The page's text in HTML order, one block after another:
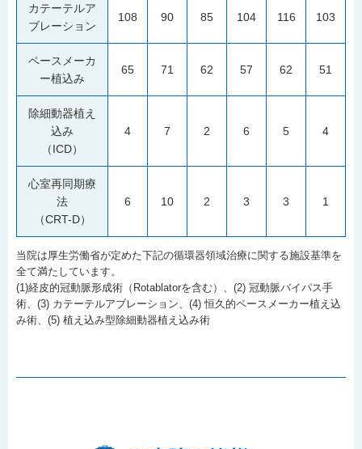
カテーテルア
ブレーション
108 90 85 104 116 103
ペースメーカ
ー植込み
65 71 62 57 62 51
除細動器植え
込み
（ICD）
4 7 2 6 5 4
心室再同期療
法
（CRT-D）
6 10 2 3 3 1
当院は厚生労働省が定めた下記の循環器領域治療に関する施設基準を
全て満たしています。
(1)経皮的冠動脈形成術（Rotablatorを含む）、(2) 冠動脈バイパス手
術、(3) カテーテルアブレーション、(4) 恒久的ペースメーカー植え込
み術、(5) 植え込み型除細動器植え込み術